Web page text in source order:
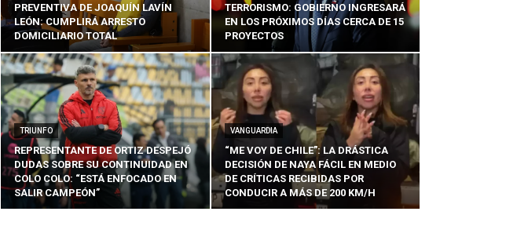
PREVENTIVA DE JOAQUÍN LAVÍN
LEÓN: CUMPLIRÁ ARRESTO
DOMICILIARIO TOTAL
TERRORISMO: GOBIERNO INGRESARÁ
EN LOS PRÓXIMOS DÍAS CERCA DE 15
PROYECTOS
TRIUNFO
REPRESENTANTE DE ORTIZ DESPEJÓ
DUDAS SOBRE SU CONTINUIDAD EN
COLO COLO: “ESTÁ ENFOCADO EN
SALIR CAMPEÓN”
VANGUARDIA
“ME VOY DE CHILE”: LA DRÁSTICA
DECISIÓN DE NAYA FÁCIL EN MEDIO
DE CRÍTICAS RECIBIDAS POR
CONDUCIR A MÁS DE 200 KM/H